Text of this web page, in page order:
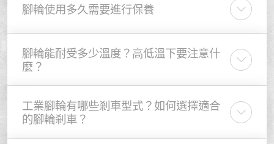
腳輪使用多久需要進行保養
腳輪能耐受多少溫度？高低溫下要注意什
麼？
工業腳輪有哪些剎車型式？如何選擇適合
的腳輪剎車？